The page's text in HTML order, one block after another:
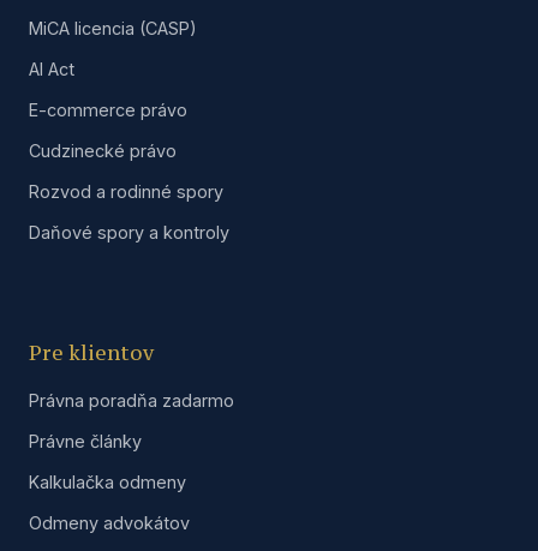
MiCA licencia (CASP)
AI Act
E-commerce právo
Cudzinecké právo
Rozvod a rodinné spory
Daňové spory a kontroly
Pre klientov
Právna poradňa zadarmo
Právne články
Kalkulačka odmeny
Odmeny advokátov